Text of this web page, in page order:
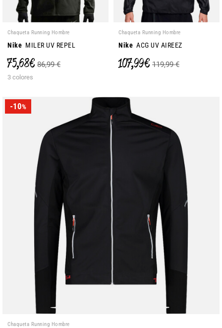
Chaqueta Running Hombre
Nike MILER UV REPEL
75,68 € 86,99 €
3 colores
Chaqueta Running Hombre
Nike ACG UV AIREEZ
107,99 € 119,99 €
-10%
Chaqueta Running Hombre